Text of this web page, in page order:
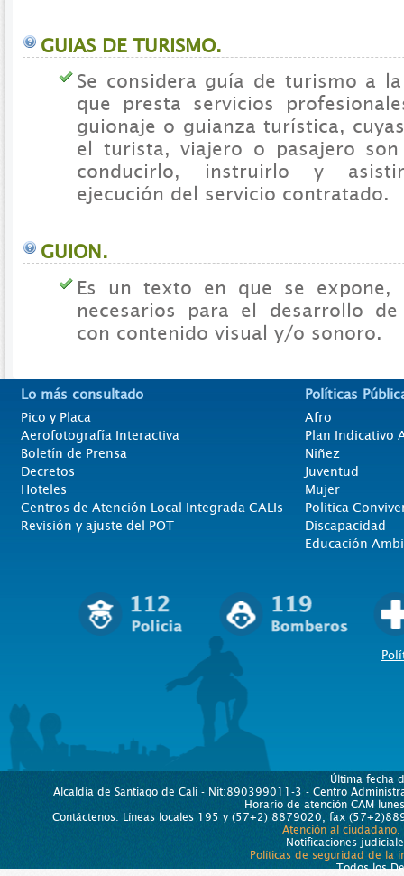
GUIAS DE TURISMO.
Se considera guía de turismo a
que presta servicios
guionaje o guianza turística,
el turista, viajero o pasajero
conducirlo, instruirlo y
ejecución del servicio contratado.
GUION.
Es un texto en que se expone,
necesarios para el desarrollo
con contenido visual y/o sonoro.
Lo más consultado
Pico y Placa
Aerofotografía Interactiva
Boletín de Prensa
Decretos
Hoteles
Centros de Atención Local Integrada CALIs
Revisión y ajuste del POT
Políticas
Afro
Plan Indicativo
Niñez
Juventud
Mujer
Politica
Discapacidad
Educación
Última fecha
Alcaldía de Santiago de Cali - Nit:890399011-3 - Centro
Horario de atención CAM
Contáctenos: Líneas locales 195 y (57+2) 8879020, fax
Atención al ciudadano.
Notificaciones
Políticas de seguridad de la
Todos los